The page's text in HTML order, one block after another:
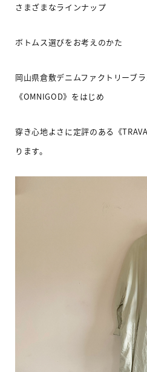
さまざまなラインナップ
ボトムス選びをお考えのかた
岡山県倉敷デニムファクトリーブ
《OMNIGOD》をはじめ
穿き心地よさに定評のある《
ります。